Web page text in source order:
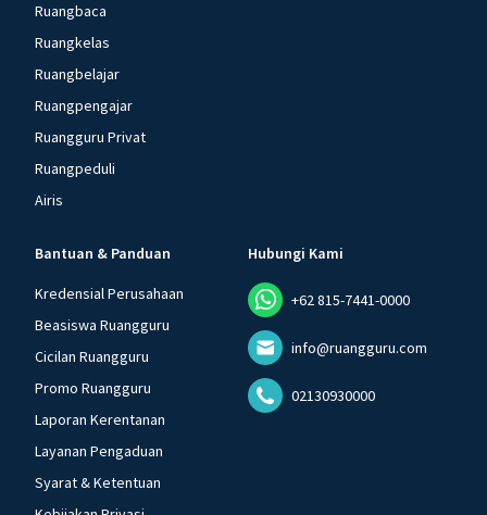
Ruangbaca
Ruangkelas
Ruangbelajar
Ruangpengajar
Ruangguru Privat
Ruangpeduli
Airis
Bantuan & Panduan
Kredensial Perusahaan
Beasiswa Ruangguru
Cicilan Ruangguru
Promo Ruangguru
Laporan Kerentanan
Layanan Pengaduan
Syarat & Ketentuan
Hubungi Kami
+62 815-7441-0000
info@ruangguru.com
02130930000